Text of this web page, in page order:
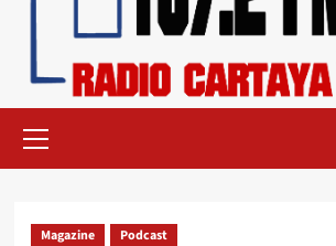
Magazine Podcast